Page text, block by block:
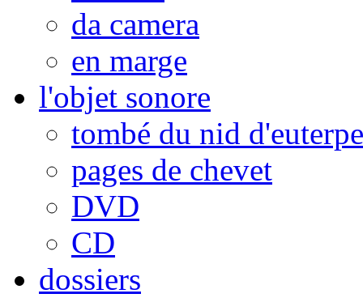
da camera
en marge
l'objet sonore
tombé du nid d'euterpe
pages de chevet
DVD
CD
dossiers